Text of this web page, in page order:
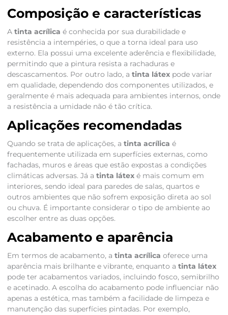
Composição e características
A tinta acrílica é conhecida por sua durabilidade e
resistência a intempéries, o que a torna ideal para uso
externo. Ela possui uma excelente aderência e flexibilidade,
permitindo que a pintura resista a rachaduras e
descascamentos. Por outro lado, a tinta látexpode variar
em qualidade, dependendo dos componentes utilizados, e
geralmente é mais adequada para ambientes internos, onde
a resistência a umidade não é tão crítica.
Aplicações recomendadas
Quando se trata de aplicações, a tinta acrílica é
frequentemente utilizada em superfícies externas, como
fachadas, muros e áreas que estão expostas a condições
climáticas adversas. Já a tinta látexé mais comum em
interiores, sendo ideal para paredes de salas, quartos e
outros ambientes que não sofrem exposição direta ao sol
ou chuva. É importante considerar o tipo de ambiente ao
escolher entre as duas opções.
Acabamento e aparência
Em termos de acabamento, a tinta acrílica oferece uma
aparência mais brilhante e vibrante, enquanto a tinta látex
pode ter acabamentos variados, incluindo fosco, semibrilho
e acetinado. A escolha do acabamento pode influenciar não
apenas a estética, mas também a facilidade de limpeza e
manutenção das superfícies pintadas. Por exemplo,